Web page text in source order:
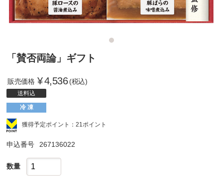
「賛否両論」ギフト
販売価格 ¥4,536 (税込)
送料込
冷 凍
獲得予定ポイント：21ポイント
申込番号 267136022
数量